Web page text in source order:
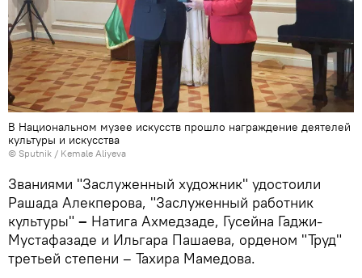
В Национальном музее искусств прошло награждение деятелей
культуры и искусства
© Sputnik / Kemale Aliyeva
Званиями "Заслуженный художник" удостоили
Рашада Алекперова, "Заслуженный работник
культуры" – Натига Ахмедзаде, Гусейна Гаджи-
Мустафазаде и Ильгара Пашаева, орденом "Труд"
третьей степени – Тахира Мамедова.